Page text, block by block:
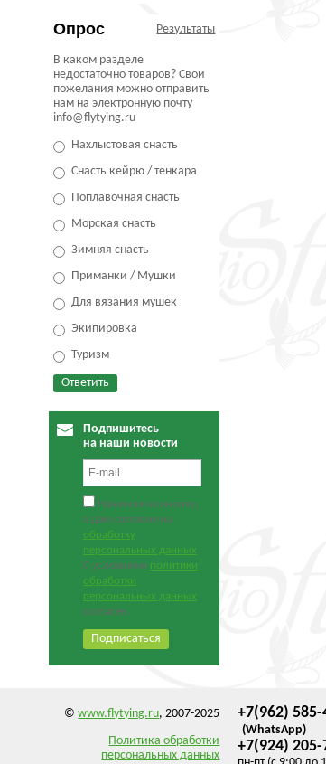
Опрос Результаты
В каком разделе
недостаточно товаров? Свои
пожелания можно отправить
нам на электронную почту
info@flytying.ru
Нахлыстовая снасть
Снасть кейрю / тенкара
Поплавочная снасть
Морская снасть
Зимняя снасть
Приманки / Мушки
Для вязания мушек
Экипировка
Туризм
Подпишитесь
на наши новости
Нажимая на кнопку,
я даю согласие на
обработку
персональных данных.
С условиями политики
обработки
персональных данных
согласен.
©www.flytying.ru, 2007-2025
Политика обработки
персональных данных
+7(962)
(WhatsApp)
+7(924)